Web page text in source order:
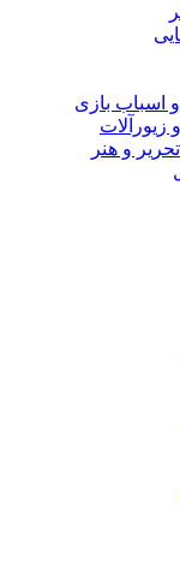
اسباب بازی
و هنر